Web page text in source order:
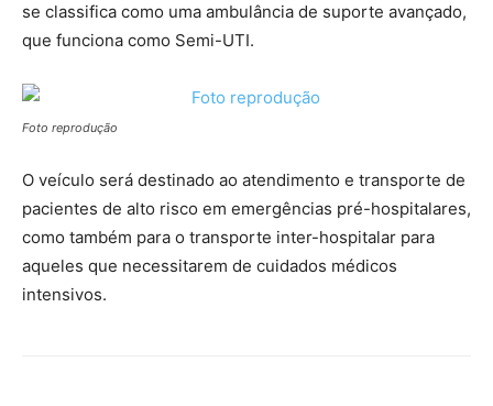
se classifica como uma ambulância de suporte avançado,
que funciona como Semi-UTI.
Foto reprodução
O veículo será destinado ao atendimento e transporte de
pacientes de alto risco em emergências pré-hospitalares,
como também para o transporte inter-hospitalar para
aqueles que necessitarem de cuidados médicos
intensivos.